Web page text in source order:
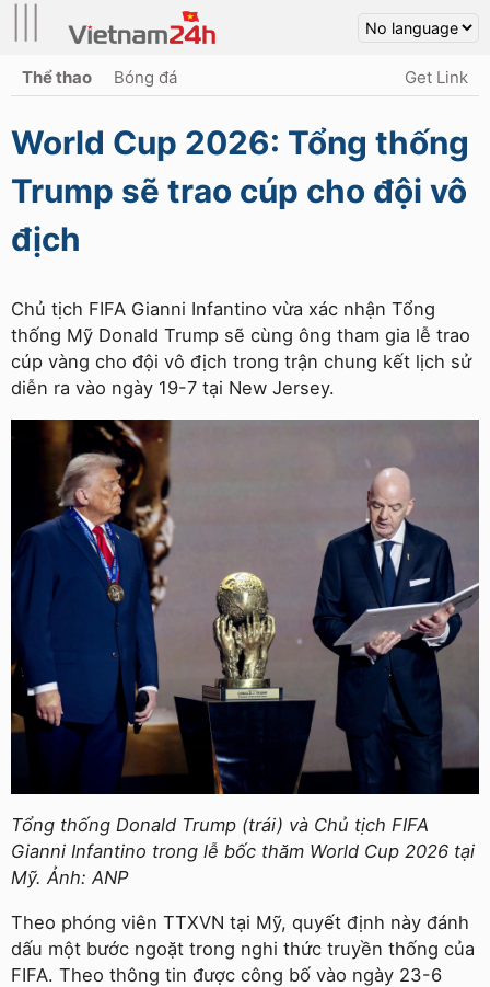
Thể thao Bóng đá Get Link
World Cup 2026: Tổng thống
Trump sẽ trao cúp cho đội vô
địch
Chủ tịch FIFA Gianni Infantino vừa xác nhận Tổng
thống Mỹ Donald Trump sẽ cùng ông tham gia lễ trao
cúp vàng cho đội vô địch trong trận chung kết lịch sử
diễn ra vào ngày 19-7 tại New Jersey.
Tổng thống Donald Trump (trái) và Chủ tịch FIFA
Gianni Infantino trong lễ bốc thăm World Cup 2026 tại
Mỹ. Ảnh: ANP
Theo phóng viên TTXVN tại Mỹ, quyết định này đánh
dấu một bước ngoặt trong nghi thức truyền thống của
FIFA. Theo thông tin được công bố vào ngày 23-6